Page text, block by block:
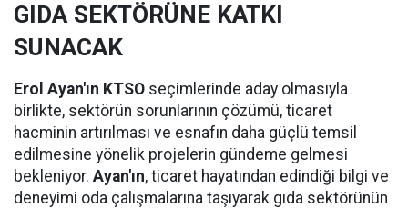
GIDA SEKTÖRÜNE KATKI
SUNACAK
Erol Ayan'ın KTSO seçimlerinde aday olmasıyla
birlikte, sektörün sorunlarının çözümü, ticaret
hacminin artırılması ve esnafın daha güçlü temsil
edilmesine yönelik projelerin gündeme gelmesi
bekleniyor. Ayan'ın, ticaret hayatından edindiği bilgi ve
deneyimi oda çalışmalarına taşıyarak gıda sektörünün